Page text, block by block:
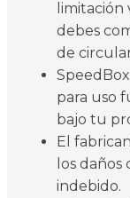
debes
de
para uso
bajo tu
El
los
indebido.